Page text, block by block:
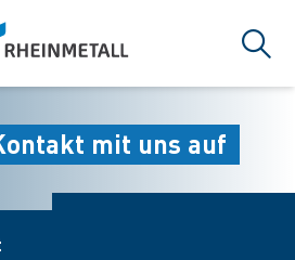
mit uns auf